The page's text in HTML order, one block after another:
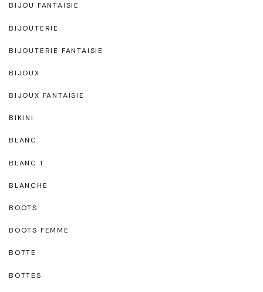
BIJOU FANTAISIE
BIJOUTERIE
BIJOUTERIE FANTAISIE
BIJOUX
BIJOUX FANTAISIE
BIKINI
BLANC
BLANC 1
BLANCHE
BOOTS
BOOTS FEMME
BOTTE
BOTTES